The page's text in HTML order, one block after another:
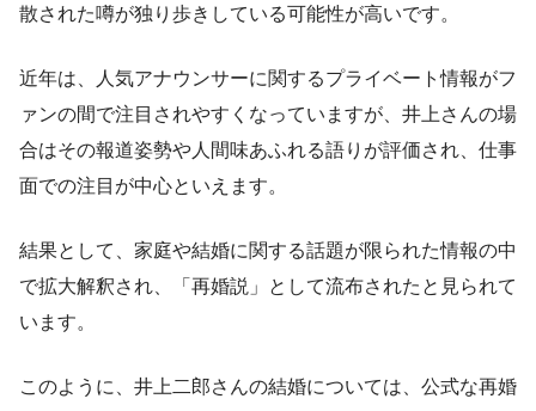
散された噂が独り歩きしている可能性が高いです。
近年は、人気アナウンサーに関するプライベート情報がフ
ァンの間で注目されやすくなっていますが、井上さんの場
合はその報道姿勢や人間味あふれる語りが評価され、仕事
面での注目が中心といえます。
結果として、家庭や結婚に関する話題が限られた情報の中
で拡大解釈され、「再婚説」として流布されたと見られて
います。
このように、井上二郎さんの結婚については、公式な再婚